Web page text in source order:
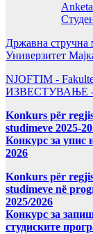
Државна стручна
Универзитет
NJOFTIM -
ИЗВЕСТУВАЊЕ -
Konkurs për
studimeve 2025-
Конкурс за упис
2026
Konkurs për
studimeve në
2025/2026
Конкурс за
студиските